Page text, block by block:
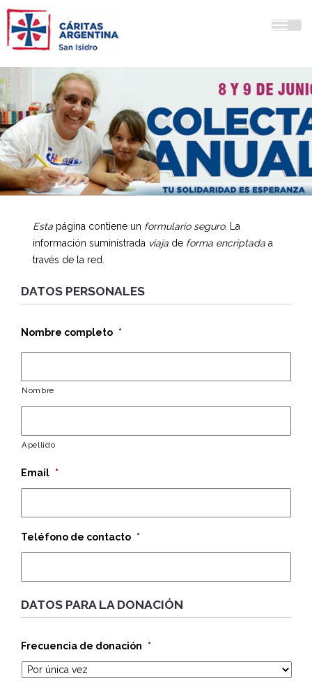
Estapágina contiene un formulario seguro. La
información suministrada viajade forma encriptadaa
través de la red.
DATOS PERSONALES
Nombre completo *
Nombre
Apellido
Email *
Teléfono de contacto *
DATOS PARA LA DONACIÓN
Frecuencia de donación *